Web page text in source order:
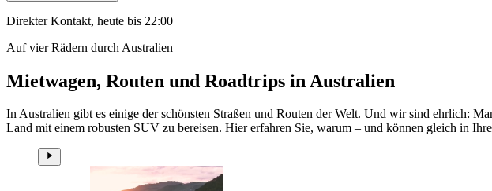
Direkter Kontakt, heute bis 22:00
Auf vier Rädern durch Australien
Mietwagen, Routen und Roadtrips in Australien
In Australien gibt es einige der schönsten Straßen und Routen der Welt. Und wir sind ehrlich:
Land mit einem robusten SUV zu bereisen. Hier erfahren Sie, warum – und können gleich in